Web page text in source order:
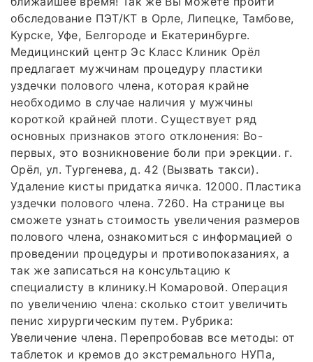
обследование ПЭТ/КТ в Орле, Липецке, Тамбове,
Курске, Уфе, Белгороде и Екатеринбурге.
Медицинский центр Эс Класс Клиник Орёл
предлагает мужчинам процедуру пластики
уздечки полового члена, которая крайне
необходимо в случае наличия у мужчины
короткой крайней плоти. Существует ряд
основных признаков этого отклонения: Во-
первых, это возникновение боли при эрекции. г.
Орёл, ул. Тургенева, д. 42 (Вызвать такси).
Удаление кисты придатка яичка. 12000. Пластика
уздечки полового члена. 7260. На странице вы
сможете узнать стоимость увеличения размеров
полового члена, ознакомиться с информацией о
проведении процедуры и противопоказаниях, а
так же записаться на консультацию к
специалисту в клинику.Н Комаровой. Операция
по увеличению члена: сколько стоит увеличить
пенис хирургическим путем. Рубрика:
Увеличение члена. Перепробовав все методы: от
таблеток и кремов до экстремального НУПа,